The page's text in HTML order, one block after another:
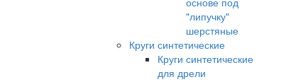
"липучку"
шерстяные
Круги синтетические
Круги синтетические
для дрели